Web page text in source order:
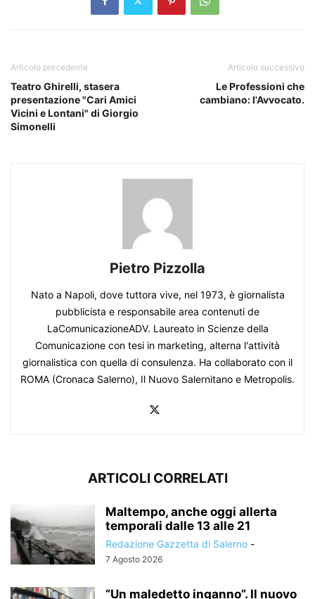
Articolo precedente
Teatro Ghirelli, stasera
presentazione "Cari Amici
Vicini e Lontani" di Giorgio
Simonelli
Articolo successivo
Le Professioni che
cambiano: l'Avvocato.
Pietro Pizzolla
Nato a Napoli, dove tuttora vive, nel 1973, è giornalista
pubblicista e responsabile area contenuti de
LaComunicazioneADV. Laureato in Scienze della
Comunicazione con tesi in marketing, alterna l'attività
giornalistica con quella di consulenza. Ha collaborato con il
ROMA (Cronaca Salerno), Il Nuovo Salernitano e Metropolis.
ARTICOLI CORRELATI
Maltempo, anche oggi allerta
temporali dalle 13 alle 21
Redazione Gazzetta di Salerno -
7 Agosto 2026
“Un maledetto inganno”. Il nuovo